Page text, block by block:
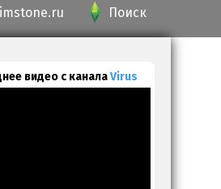
Поиск
видео с каналаVirus